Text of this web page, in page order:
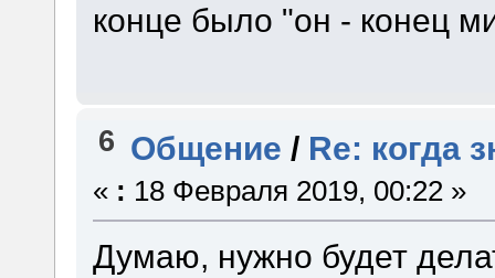
конце было "он - конец
6 Общение / Re: когда
« : 18 Февраля 2019, 00:22 »
Думаю, нужно будет